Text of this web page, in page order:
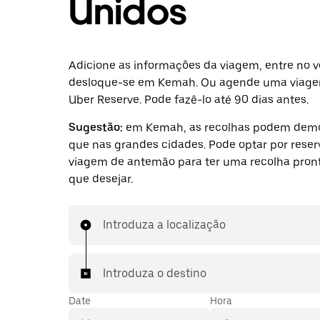
Unidos
Adicione as informações da viagem, entre no
desloque-se em Kemah. Ou agende uma
Uber Reserve. Pode fazê-lo até 90 dias antes.
Sugestão: em Kemah, as recolhas podem
que nas grandes cidades. Pode optar por
viagem de antemão para ter uma recolha
que desejar.
Introduza a localização
Introduza o destino
Date Hora